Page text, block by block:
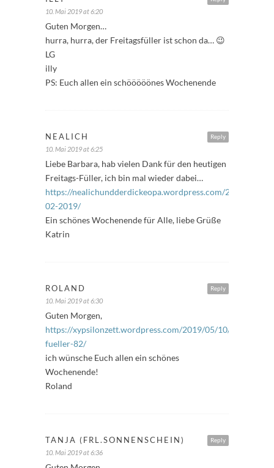
10. Mai 2019 at 6:20
Guten Morgen…
hurra, hurra, der Freitagsfüller ist schon da… 😉
LG
illy
PS: Euch allen ein schööööönes Wochenende
Reply
NEALICH
10. Mai 2019 at 6:25
Liebe Barbara, hab vielen Dank für den heutigen
Freitags-Füller, ich bin mal wieder dabei…
https://nealichundderdickeopa.wordpress.com/2019/05/
02-2019/
Ein schönes Wochenende für Alle, liebe Grüße
Katrin
Reply
ROLAND
10. Mai 2019 at 6:30
Guten Morgen,
https://xypsilonzett.wordpress.com/2019/05/10/freitags-
fueller-82/
ich wünsche Euch allen ein schönes
Wochenende!
Roland
Reply
TANJA (FRL.SONNENSCHEIN)
10. Mai 2019 at 6:36